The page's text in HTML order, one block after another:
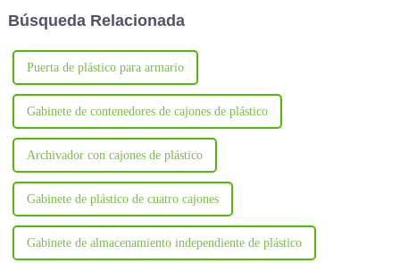
el desarrollo, diseño,
Búsqueda Relacionada
Puerta de plástico para armario
Gabinete de contenedores de cajones de plástico
Archivador con cajones de plástico
Gabinete de plástico de cuatro cajones
Gabinete de almacenamiento independiente de plástico